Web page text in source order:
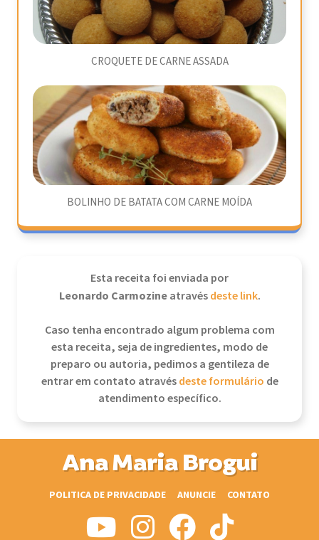
CROQUETE DE CARNE ASSADA
BOLINHO DE BATATA COM CARNE MOÍDA
Esta receita foi enviada por
Leonardo Carmozineatravésdeste link.
Caso tenha encontrado algum problema com
esta receita, seja de ingredientes, modo de
preparo ou autoria, pedimos a gentileza de
entrar em contato atravésdeste formulário de
atendimento específico.
Ana Maria Brogui
POLITICA DE PRIVACIDADE ANUNCIE CONTATO